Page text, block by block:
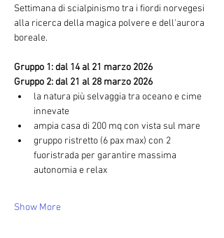
Settimana di scialpinismo tra i fiordi norvegesi
alla ricerca della magica polvere e dell'aurora
boreale.
Gruppo 1: dal 14 al 21 marzo 2026
Gruppo 2: dal 21 al 28 marzo 2026
la natura più selvaggia tra oceano e cime
innevate
ampia casa di 200 mq con vista sul mare
gruppo ristretto (6 pax max) con 2
fuoristrada per garantire massima
autonomia e relax
Show More